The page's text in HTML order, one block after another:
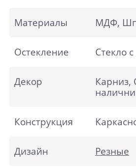
Материалы МДФ,
Остекление Стекло
Декор
Карниз,
Конструкция
Дизайн Резные